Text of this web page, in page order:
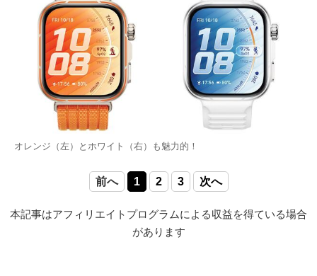
オレンジ（左）とホワイト（右）も魅力的！
前へ 1 2 3 次へ
本記事はアフィリエイトプログラムによる収益を得ている場合
があります